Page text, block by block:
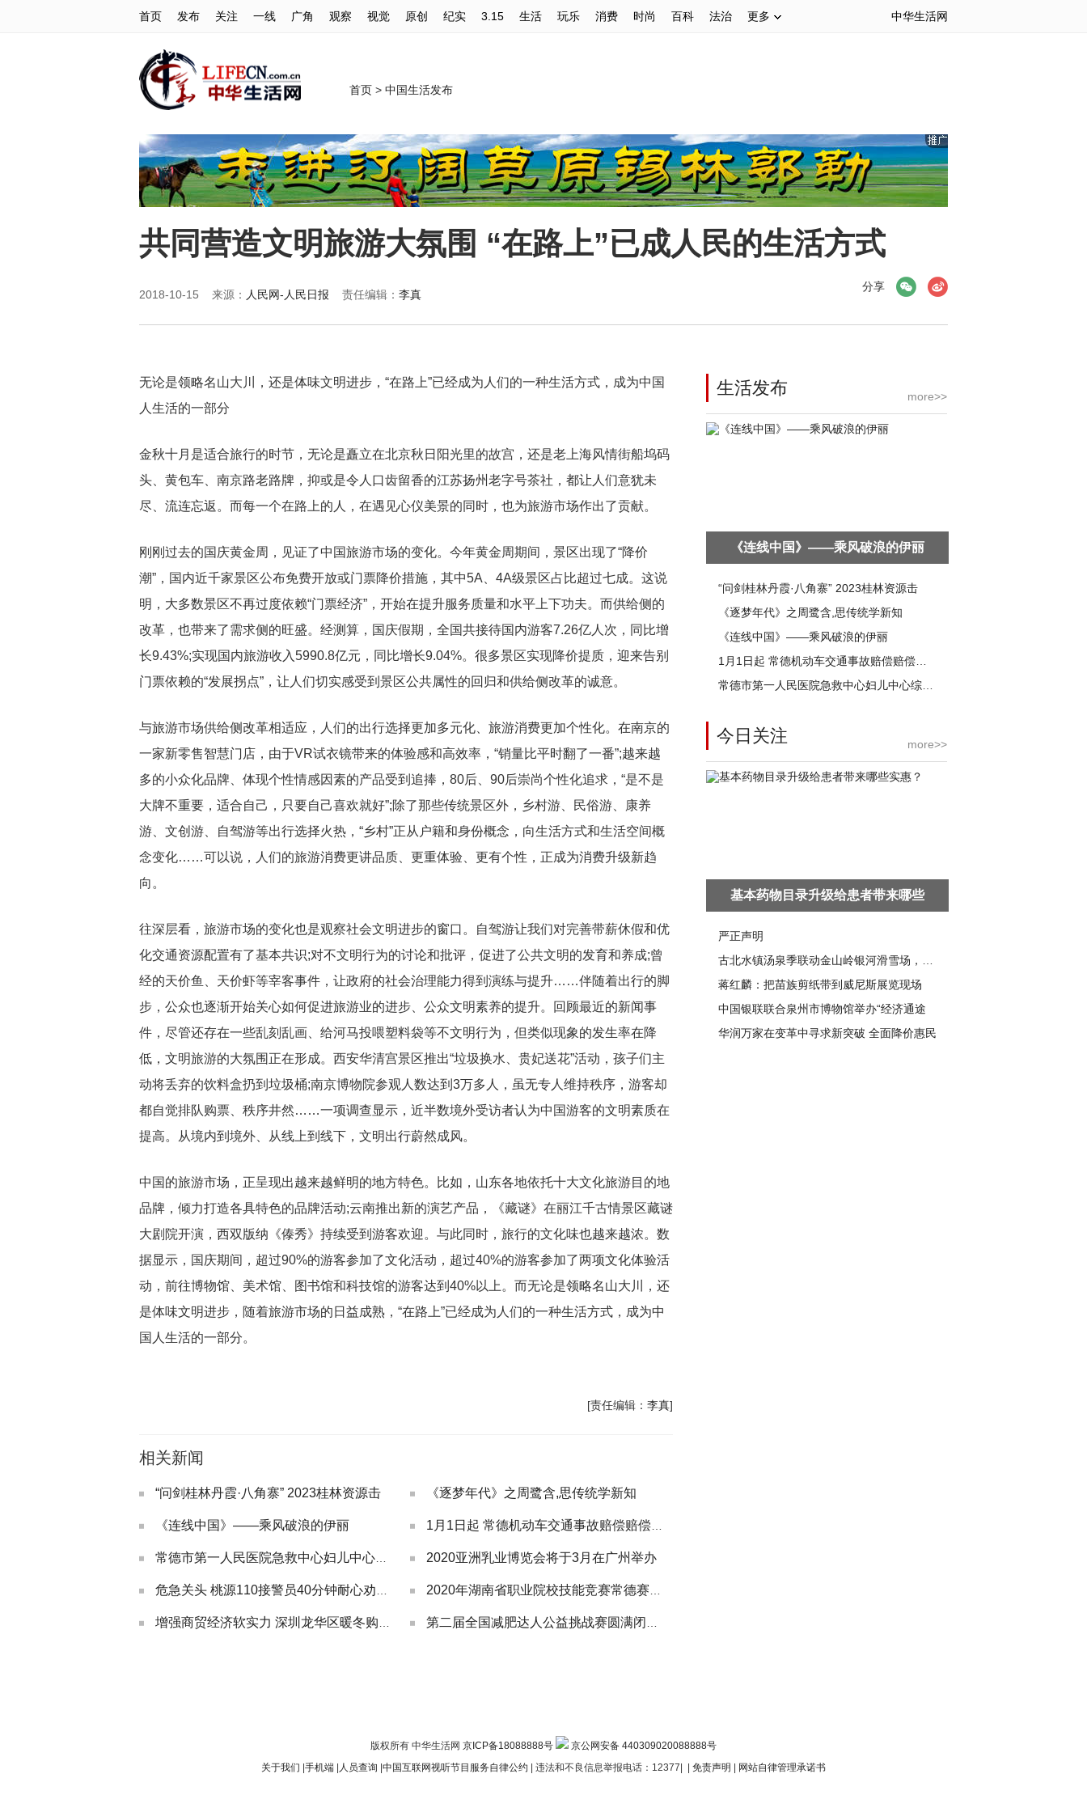
首页 发布 关注 一线 广角 观察 视觉 原创 纪实 3.15 生活 玩乐 消费 时尚 百科 法治 更多 中华生活网
首页 > 中国生活发布
共同营造文明旅游大氛围 “在路上”已成人民的生活方式
2018-10-15 来源： 人民网-人民日报 责任编辑： 李真
分享
微博
无论是领略名山大川，还是体味文明进步，“在路上”已经成为人们的一种生活方式，成为中国
人生活的一部分
金秋十月是适合旅行的时节，无论是矗立在北京秋日阳光里的故宫，还是老上海风情街船坞码
头、黄包车、南京路老路牌，抑或是令人口齿留香的江苏扬州老字号茶社，都让人们意犹未
尽、流连忘返。而每一个在路上的人，在遇见心仪美景的同时，也为旅游市场作出了贡献。
刚刚过去的国庆黄金周，见证了中国旅游市场的变化。今年黄金周期间，景区出现了“降价
潮”，国内近千家景区公布免费开放或门票降价措施，其中5A、4A级景区占比超过七成。这说
明，大多数景区不再过度依赖“门票经济”，开始在提升服务质量和水平上下功夫。而供给侧的
改革，也带来了需求侧的旺盛。经测算，国庆假期，全国共接待国内游客7.26亿人次，同比增
长9.43%;实现国内旅游收入5990.8亿元，同比增长9.04%。很多景区实现降价提质，迎来告别
门票依赖的“发展拐点”，让人们切实感受到景区公共属性的回归和供给侧改革的诚意。
与旅游市场供给侧改革相适应，人们的出行选择更加多元化、旅游消费更加个性化。在南京的
一家新零售智慧门店，由于VR试衣镜带来的体验感和高效率，“销量比平时翻了一番”;越来越
多的小众化品牌、体现个性情感因素的产品受到追捧，80后、90后崇尚个性化追求，“是不是
大牌不重要，适合自己，只要自己喜欢就好”;除了那些传统景区外，乡村游、民俗游、康养
游、文创游、自驾游等出行选择火热，“乡村”正从户籍和身份概念，向生活方式和生活空间概
念变化……可以说，人们的旅游消费更讲品质、更重体验、更有个性，正成为消费升级新趋
向。
往深层看，旅游市场的变化也是观察社会文明进步的窗口。自驾游让我们对完善带薪休假和优
化交通资源配置有了基本共识;对不文明行为的讨论和批评，促进了公共文明的发育和养成;曾
经的天价鱼、天价虾等宰客事件，让政府的社会治理能力得到演练与提升……伴随着出行的脚
步，公众也逐渐开始关心如何促进旅游业的进步、公众文明素养的提升。回顾最近的新闻事
件，尽管还存在一些乱刻乱画、给河马投喂塑料袋等不文明行为，但类似现象的发生率在降
低，文明旅游的大氛围正在形成。西安华清宫景区推出“垃圾换水、贵妃送花”活动，孩子们主
动将丢弃的饮料盒扔到垃圾桶;南京博物院参观人数达到3万多人，虽无专人维持秩序，游客却
都自觉排队购票、秩序井然……一项调查显示，近半数境外受访者认为中国游客的文明素质在
提高。从境内到境外、从线上到线下，文明出行蔚然成风。
中国的旅游市场，正呈现出越来越鲜明的地方特色。比如，山东各地依托十大文化旅游目的地
品牌，倾力打造各具特色的品牌活动;云南推出新的演艺产品，《藏谜》在丽江千古情景区藏谜
大剧院开演，西双版纳《傣秀》持续受到游客欢迎。与此同时，旅行的文化味也越来越浓。数
据显示，国庆期间，超过90%的游客参加了文化活动，超过40%的游客参加了两项文化体验活
动，前往博物馆、美术馆、图书馆和科技馆的游客达到40%以上。而无论是领略名山大川，还
是体味文明进步，随着旅游市场的日益成熟，“在路上”已经成为人们的一种生活方式，成为中
国人生活的一部分。
[责任编辑： 李真]
相关新闻
“问剑桂林丹霞·八角寨” 2023桂林资源击 《逐梦年代》之周鹭含,思传统学新知
《连线中国》——乘风破浪的伊丽
2020亚洲乳业博览会将于3月在广州举办
more>>
生活发布
《连线中国》——乘风破浪的伊丽
“问剑桂林丹霞·八角寨” 2023桂林资源击
《逐梦年代》之周鹭含,思传统学新知
《连线中国》——乘风破浪的伊丽
more>>
今日关注
基本药物目录升级给患者带来哪些
严正声明
蒋红麟：把苗族剪纸带到威尼斯展览现场
中国银联联合泉州市博物馆举办“经济通途
华润万家在变革中寻求新突破 全面降价惠民
版权所有 中华生活网 京ICP备18088888号
京公网安备 440309020088888号
关于我们 手机端 人员查询 中国互联网视听节目服务自律公约 | 违法和不良信息举报电话：12377| 免责声明 网站自律管理承诺书